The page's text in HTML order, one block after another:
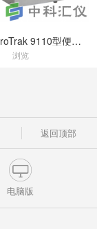
美国TSI AeroTrak 9110型便携式粒子计数器
浏览
返回顶部
电脑版